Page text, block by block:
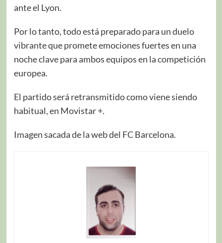
ante el Lyon.
Por lo tanto, todo está preparado para un duelo
vibrante que promete emociones fuertes en una
noche clave para ambos equipos en la competición
europea.
El partido será retransmitido como viene siendo
habitual, en Movistar +.
Imagen sacada de la web del FC Barcelona.